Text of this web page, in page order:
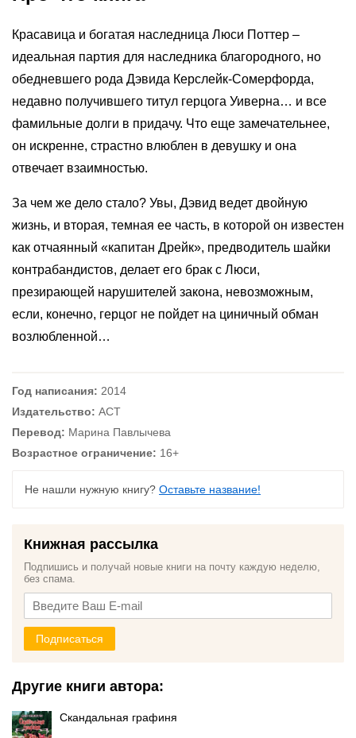
Красавица и богатая наследница Люси Поттер –
идеальная партия для наследника благородного, но
обедневшего рода Дэвида Керслейк-Сомерфорда,
недавно получившего титул герцога Уиверна… и все
фамильные долги в придачу. Что еще замечательнее,
он искренне, страстно влюблен в девушку и она
отвечает взаимностью.
За чем же дело стало? Увы, Дэвид ведет двойную
жизнь, и вторая, темная ее часть, в которой он известен
как отчаянный «капитан Дрейк», предводитель шайки
контрабандистов, делает его брак с Люси,
презирающей нарушителей закона, невозможным,
если, конечно, герцог не пойдет на циничный обман
возлюбленной…
Год написания: 2014
Издательство: АСТ
Перевод: Марина Павлычева
Возрастное ограничение: 16+
Не нашли нужную книгу? Оставьте название!
Книжная рассылка
Подпишись и получай новые книги на почту каждую неделю,
без спама.
Подписаться
Другие книги автора:
Скандальная графиня